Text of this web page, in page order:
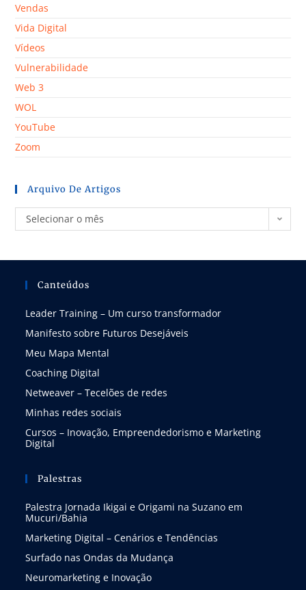
Vendas
Vida Digital
Vídeos
Vulnerabilidade
Web 3
WOL
YouTube
Zoom
Arquivo De Artigos
Selecionar o mês
Canteúdos
Leader Training – Um curso transformador
Manifesto sobre Futuros Desejáveis
Meu Mapa Mental
Coaching Digital
Netweaver – Tecelões de redes
Minhas redes sociais
Cursos – Inovação, Empreendedorismo e Marketing
Digital
Palestras
Palestra Jornada Ikigai e Origami na Suzano em
Mucuri/Bahia
Marketing Digital – Cenários e Tendências
Surfado nas Ondas da Mudança
Neuromarketing e Inovação